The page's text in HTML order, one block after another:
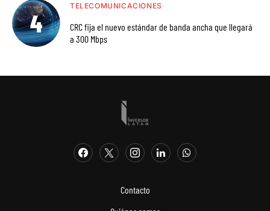
TELECOMUNICACIONES
CRC fija el nuevo estándar de banda ancha que llegará
a 300 Mbps
Contacto